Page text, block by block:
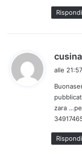
Rispondi
alle 21:57
zara
Rispondi